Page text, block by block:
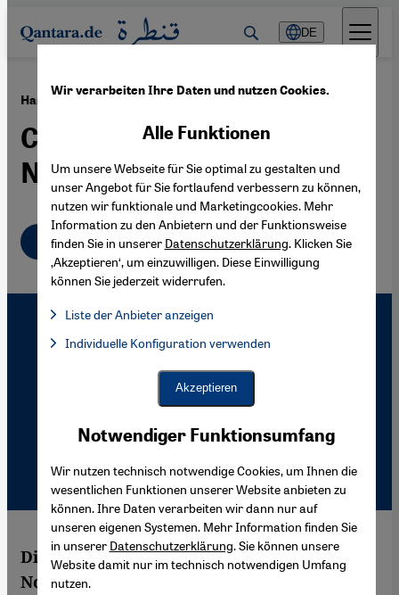
Direkt zum Inhalt springen
DE
Hamastan vs. Fatah-Land ·10.07.2007
Chance für Fortschritt in
Nahost?
Deutsch
Die derzeitige einseitige Unterstützung der
Notstandsregierung von Salam Fayyad in
Wir verarbeiten Ihre Daten und nutzen Cookies.
Notwendiger Funktionsumfang
Wir nutzen technisch notwendige Cookies, um Ihnen die
wesentlichen Funktionen unserer Website anbieten zu
können. Ihre Daten verarbeiten wir dann nur auf
unseren eigenen Systemen. Mehr Information finden Sie
in unserer Datenschutzerklärung. Sie können unsere
Website damit nur im technisch notwendigen Umfang
nutzen.
Alle Funktionen
Um unsere Webseite für Sie optimal zu gestalten und
unser Angebot für Sie fortlaufend verbessern zu können,
nutzen wir funktionale und Marketingcookies. Mehr
Information zu den Anbietern und der Funktionsweise
finden Sie in unserer Datenschutzerklärung. Klicken Sie
‚Akzeptieren‘, um einzuwilligen. Diese Einwilligung
können Sie jederzeit widerrufen.
Liste der Anbieter anzeigen
Facebook Embed / Facebook Connect, Google Maps Embed,
Facebook Embed / Facebook Connect
Google Maps Embed
Individuelle Konfiguration verwenden
Akzeptieren